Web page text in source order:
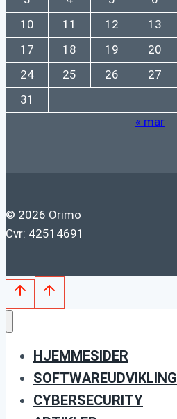
10
11 12 13
17
18 19 20
24
25 26 27
31
« mar
© 2026 Orimo
Cvr: 42514691
HJEMMESIDER
SOFTWAREUDVIKLING
CYBERSECURITY